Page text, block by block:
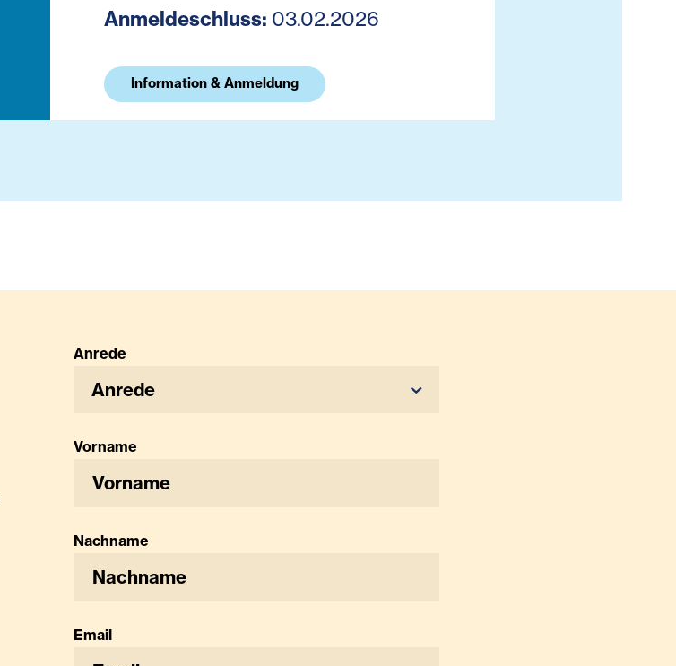
Anmeldeschluss: 03.02.2026
Information & Anmeldung
Anrede
Anrede
Vorname
Nachname
Email